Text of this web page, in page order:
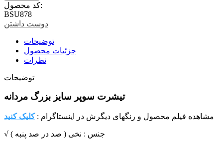
کد محصول:
BSU878
دوست داشتن
توضیحات
جزئیات محصول
نظرات
توضیحات
تیشرت سوپر سایز بزرگ مردانه
مشاهده فیلم محصول و رنگهای دیگرش در اینستاگرام :کلیک کنید
√ جنس : نخی ( صد در صد پنبه )